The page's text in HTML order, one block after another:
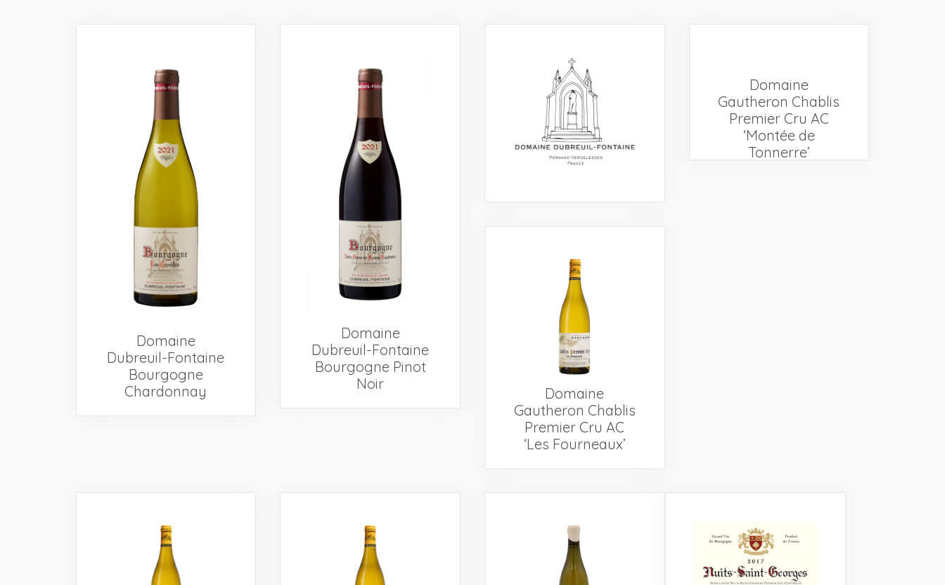
Videos
Domaine
Dubreuil-Fontaine
Bourgogne
Chardonnay
Domaine
Dubreuil-Fontaine
Bourgogne Pinot
Noir
Domaine
Gautheron Chablis
Premier Cru AC
‘Montée de
Tonnerre’
Domaine
Gautheron Chablis
Premier Cru AC
‘Les Fourneaux’